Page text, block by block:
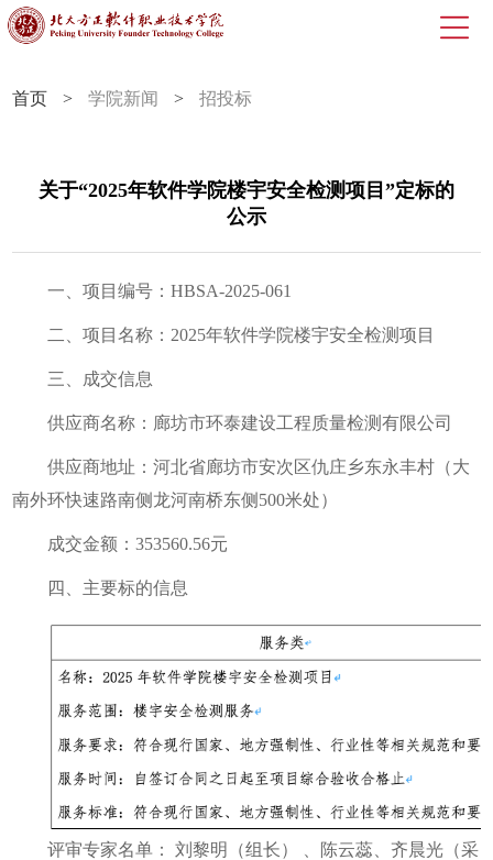
首页 > 学院新闻 > 招投标
关于“2025年软件学院楼宇安全检测项目”定标的
公示
一、项目编号：HBSA-2025-061
二、项目名称：2025年软件学院楼宇安全检测项目
三、成交信息
供应商名称：廊坊市环泰建设工程质量检测有限公司
供应商地址：河北省廊坊市安次区仇庄乡东永丰村（大
南外环快速路南侧龙河南桥东侧500米处）
成交金额：353560.56元
四、主要标的信息
评审专家名单： 刘黎明（组长） 、陈云蕊、齐晨光（采